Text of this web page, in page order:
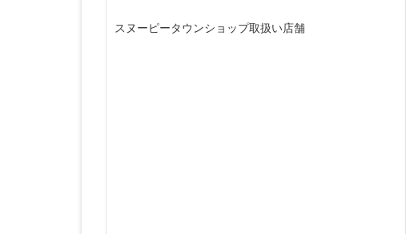
スヌーピータウンショップ取扱い店舗